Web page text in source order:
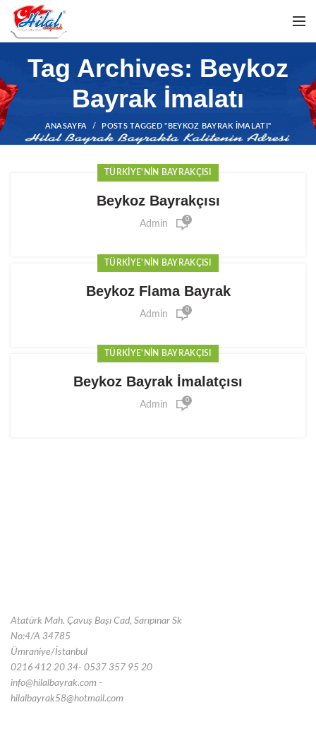
Tag Archives: Beykoz
Bayrak İmalatı
ANASAYFA POSTS TAGGED "BEYKOZ BAYRAK İMALATI"
TÜRKIYE'NIN BAYRAKÇISI
Beykoz Bayrakçısı
Admin 0
TÜRKIYE'NIN BAYRAKÇISI
Beykoz Flama Bayrak
Admin 0
TÜRKIYE'NIN BAYRAKÇISI
Beykoz Bayrak İmalatçısı
Admin 0
Atatürk Mah. Çavuş Başı Cad, Sarıpınar Sk
No:4/A 34785
Ümraniye/İstanbul
0216 412 20 34- 0537 357 95 20
info@hilalbayrak.com -
hilalbayrak58@hotmail.com